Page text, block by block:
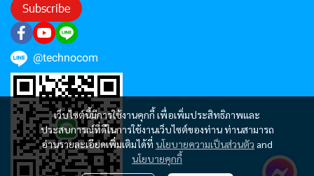
เว็บไซต์นี้มีการใช้งานคุกกี้ เพื่อเพิ่มประสิทธิภาพและ
ประสบการณ์ที่ดีในการใช้งานเว็บไซต์ของท่าน ท่านสามารถ
อ่านรายละเอียดเพิ่มเติมได้ที่ นโยบายความเป็นส่วนตัว and
นโยบายคุกกี้
Subscribe
@technocom